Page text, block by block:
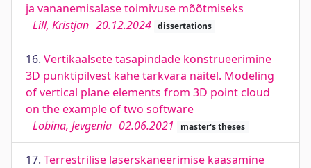
ja vananemisalase toimivuse mõõtmiseks
Lill, Kristjan 20.12.2024 dissertations
16. Vertikaalsete tasapindade konstrueerimine
3D punktipilvest kahe tarkvara näitel. Modeling
of vertical plane elements from 3D point cloud
on the example of two software
Lobina, Jevgenia 02.06.2021 master's theses
17. Terrestrilise laserskaneerimise kaasamine